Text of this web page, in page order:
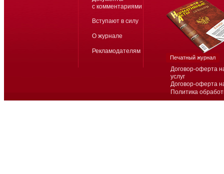
Договор-оферта
услуг
Договор-оферта
Политика
с комментариями
Вступают в силу
О журнале
Рекламодателям
Печатный журнал